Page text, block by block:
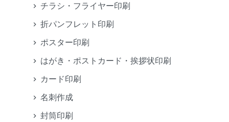
チラシ・フライヤー印刷
折パンフレット印刷
ポスター印刷
はがき・ポストカード・挨拶状印刷
カード印刷
名刺作成
封筒印刷